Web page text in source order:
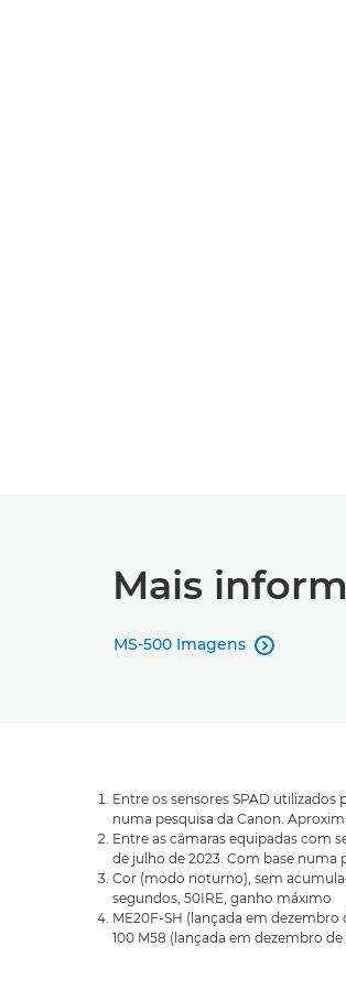
Mais
MS-500 Imagens 
Entre os sensores SPAD utilizados
numa pesquisa da Canon.
Entre as câmaras equipadas com
de julho de 2023. Com base numa
Cor (modo noturno), sem
segundos, 50IRE, ganho máximo
ME20F-SH (lançada em dezembro
100 M58 (lançada em dezembro de